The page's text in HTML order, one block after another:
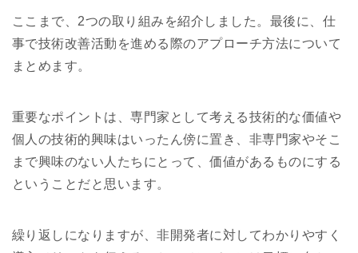
ここまで、2つの取り組みを紹介しました。最後に、仕
事で技術改善活動を進める際のアプローチ方法について
まとめます。
重要なポイントは、専門家として考える技術的な価値や
個人の技術的興味はいったん傍に置き、非専門家やそこ
まで興味のない人たちにとって、価値があるものにする
ということだと思います。
繰り返しになりますが、非開発者に対してわかりやすく